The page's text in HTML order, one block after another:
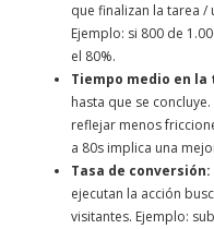
que finalizan la tarea /
Ejemplo: si 800 de
el 80%.
Tiempo medio en la
hasta que se
reflejar menos
a 80s implica una
Tasa de conversión:
ejecutan la acción
visitantes. Ejemplo: